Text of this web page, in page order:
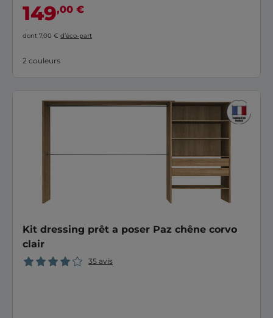
149,00 €
dont 7,00 € d’éco-part
2 couleurs
Kit dressing prêt a poser Paz chêne corvo
clair
35 avis